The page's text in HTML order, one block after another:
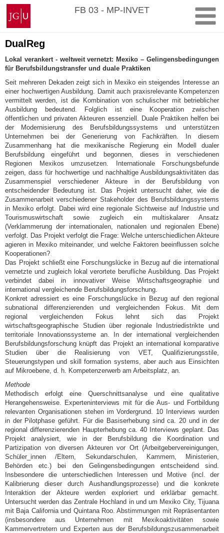
Zum
Inhalt
springen
Johannes
Gutenberg-
Universität
Mainz
FB 03 - MP-INVET
DualReg
Lokal verankert - weltweit vernetzt: Mexiko – Gelingensbedingungen
für Berufsbildungstransfer und duale Praktiken
Seit mehreren Dekaden zeigt sich in Mexiko ein steigendes Interesse an
einer hochwertigen Ausbildung. Damit auch praxisrelevante Kompetenzen
vermittelt werden, ist die Kombination von schulischer mit betrieblicher
Ausbildung bedeutend. Folglich ist eine Kooperation zwischen
öffentlichen und privaten Akteuren essenziell. Duale Praktiken helfen bei
der Modernisierung des Berufsbildungssystems und unterstützen
Unternehmen bei der Generierung von Fachkräften. In diesem
Zusammenhang hat die mexikanische Regierung ein Modell dualer
Berufsbildung eingeführt und begonnen, dieses in verschiedenen
Regionen Mexikos umzusetzen. Internationale Forschungsbefunde
zeigen, dass für hochwertige und nachhaltige Ausbildungsaktivitäten das
Zusammenspiel verschiedener Akteure in der Berufsbildung von
entscheidender Bedeutung ist. Das Projekt untersucht daher, wie die
Zusammenarbeit verschiedener Stakeholder des Berufsbildungssystems
in Mexiko erfolgt. Dabei wird eine regionale Sichtweise auf Industrie und
Tourismuswirtschaft sowie zugleich ein multiskalarer Ansatz
(Verklammerung der internationalen, nationalen und regionalen Ebene)
verfolgt. Das Projekt verfolgt die Frage: Welche unterschiedlichen Akteure
agieren in Mexiko miteinander, und welche Faktoren beeinflussen solche
Kooperationen?
Das Projekt schließt eine Forschungslücke in Bezug auf die international
vernetzte und zugleich lokal verortete berufliche Ausbildung. Das Projekt
verbindet dabei in innovativer Weise Wirtschaftsgeographie und
international vergleichende Berufsbildungsforschung.
Konkret adressiert es eine Forschungslücke in Bezug auf den regional
subnational differenzierenden und vergleichenden Fokus. Mit dem
regional vergleichenden Fokus lehnt sich das Projekt
wirtschaftsgeographische Studien über regionale Industriedistrikte und
territoriale Innovationssysteme an. In der international vergleichenden
Berufsbildungsforschung knüpft das Projekt an international komparative
Studien über die Realisierung von VET, Qualifizierungsstile,
Steuerungstypen und skill formation systems, aber auch aus Einsichten
auf Mikroebene, d. h. Kompetenzerwerb am Arbeitsplatz, an.
Methode
Methodisch erfolgt eine Querschnittsanalyse und eine qualitative
Herangehensweise. Experteninterviews mit für die Aus- und Fortbildung
relevanten Organisationen stehen im Vordergrund. 10 Interviews wurden
in der Pilotphase geführt. Für die Basiserhebung sind ca. 20 und in der
regional differenzierenden Haupterhebung ca. 40 Interviews geplant. Das
Projekt analysiert, wie in der Berufsbildung die Koordination und
Partizipation von diversen Akteuren vor Ort (Arbeitgebervereinigungen,
Schüler_innen /Eltern, Sekundarschulen, Kammern, Ministerien,
Behörden etc.) bei den Gelingensbedingungen entscheidend sind.
Insbesondere die unterschiedlichen Interessen und Motive (incl. der
Kalibrierung dieser durch Aushandlungsprozesse) und die konkrete
Interaktion der Akteure werden exploriert und erklärbar gemacht.
Untersucht werden das Zentrale Hochland in und um Mexiko City, Tijuana
mit Baja California und Quintana Roo. Abstimmungen mit Repräsentanten
(insbesondere aus Unternehmen mit Mexikoaktivitäten sowie
Kammervertretern und Experten aus der Berufsbildungszusammenarbeit